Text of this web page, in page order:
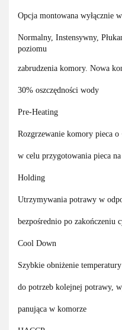
Opcja montowana wyłącznie
Normalny, Instensywny,
poziomu
zabrudzenia komory. Nowa
30% oszczędności wody
Pre-Heating
Rozgrzewanie komory pieca o
w celu przygotowania pieca
Holding
Utrzymywania potrawy w
bezpośrednio po zakończeniu
Cool Down
Szybkie obniżenie
do potrzeb kolejnej potrawy,
panująca w komorze